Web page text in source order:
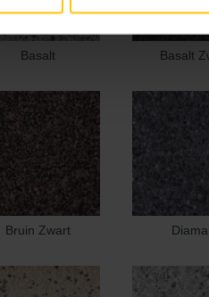
Basalt Basalt
Bruin Zwart